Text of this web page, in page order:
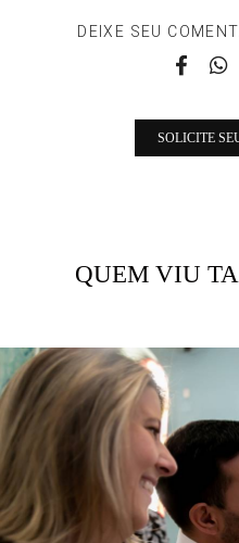
DEIXE SEU
SOLICITE
QUEM VIU